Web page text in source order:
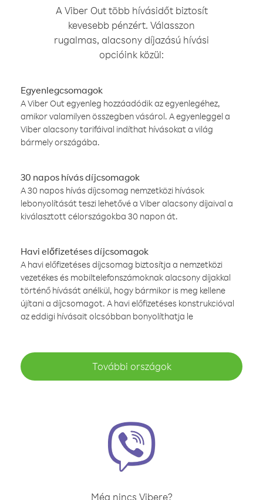
A Viber Out több hívásidőt biztosít
kevesebb pénzért. Válasszon
rugalmas, alacsony díjazású hívási
opcióink közül:
Egyenlegcsomagok
A Viber Out egyenleg hozzáadódik az egyenlegéhez,
amikor valamilyen összegben vásárol. A egyenleggel a
Viber alacsony tarifáival indíthat hívásokat a világ
bármely országába.
30 napos hívás díjcsomagok
A 30 napos hívás díjcsomag nemzetközi hívások
lebonyolítását teszi lehetővé a Viber alacsony díjaival a
kiválasztott célországokba 30 napon át.
Havi előfizetéses díjcsomagok
A havi előfizetéses díjcsomag biztosítja a nemzetközi
vezetékes és mobiltelefonszámoknak alacsony díjakkal
történő hívását anélkül, hogy bármikor is meg kellene
újítani a díjcsomagot. A havi előfizetéses konstrukcióval
az eddigi hívásait olcsóbban bonyolíthatja le
További országok
Még nincs Vibere?